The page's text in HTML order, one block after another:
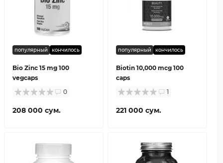
популярный кончилось
Bio Zinc 15 mg 100
vegcaps
0
208 000 сум.
популярный кончилось
Biotin 10,000 mcg 100
caps
1
221 000 сум.